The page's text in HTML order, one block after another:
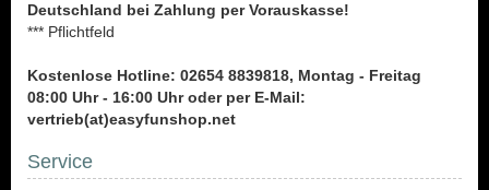
Deutschland bei Zahlung per Vorauskasse!
*** Pflichtfeld
Kostenlose Hotline: 02654 8839818, Montag - Freitag
08:00 Uhr - 16:00 Uhr oder per E-Mail:
vertrieb(at)easyfunshop.net
Service